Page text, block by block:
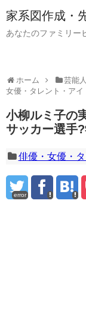
家系図作成・
あなたのファミリー
ホーム 芸能
女優・タレント・アイ
小柳ルミ子の
サッカー選手
俳優・女優・
error